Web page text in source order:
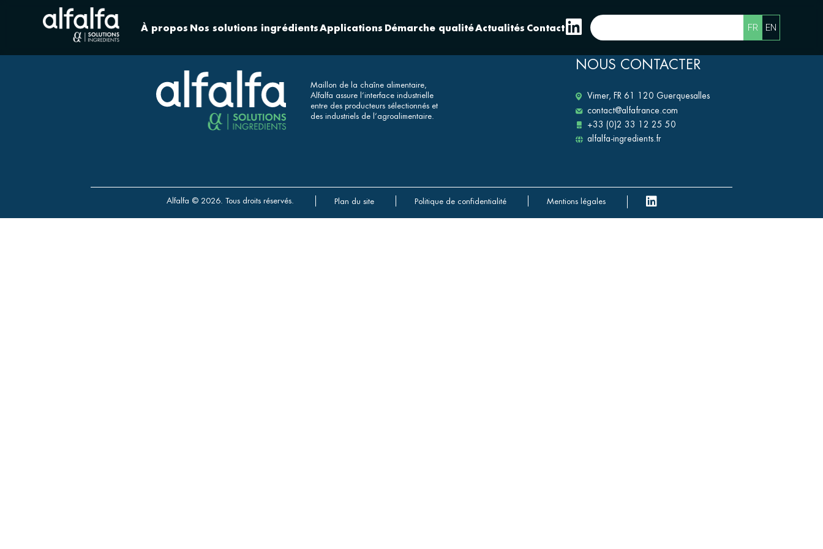
À propos Nos solutions ingrédients Applications Démarche qualitéActualités Contact EN
FR
Maillon de la chaîne alimentaire,
Alfalfa assure l’interface industrielle
entre des producteurs sélectionnés et
des industriels de l’agroalimentaire.
NOUS CONTACTER
Vimer, FR 61 120 Guerquesalles
contact@alfafrance.com
+33 (0)2 33 12 25 50
alfalfa-ingredients.fr
Alfalfa © 2026. Tous droits réservés. Plan du site Politique de confidentialité Mentions légales